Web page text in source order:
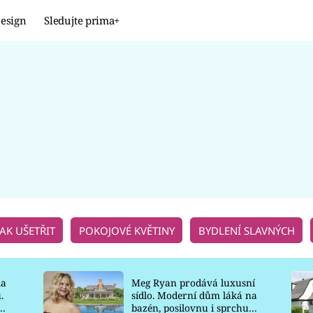
Sledujte prima+
UŠETŘIT POKOJOVÉ KVĚTINY BYDLENÍ SLAVNÝCH
Meg Ryan prodává luxusní
sídlo. Moderní dům láká na
bazén, posilovnu i sprchu